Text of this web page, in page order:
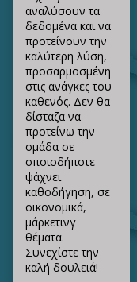
αναλύσουν τα
δεδομένα και να
προτείνουν την
καλύτερη λύση,
προσαρμοσμένη
στις ανάγκες του
καθενός. Δεν θα
δίσταζα να
προτείνω την
ομάδα σε
οποιοδήποτε
ψάχνει
καθοδήγηση, σε
οικονομικά,
μάρκετινγ
θέματα.
Συνεχίστε την
καλή δουλειά!